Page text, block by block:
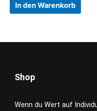
vonIn den Warenkorb
Shop
Wenn du Wert auf